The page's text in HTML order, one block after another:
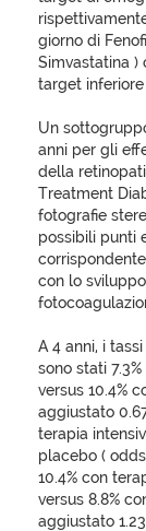
giorno di
Simvastatina )
target inferiore
Un
anni per gli
della
Treatment
fotografie
possibili punti
con lo
A 4 anni, i
sono stati
versus 10.4%
aggiustato
terapia
placebo (
10.4% con
versus 8.8%
aggiustato